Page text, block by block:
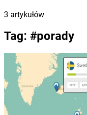
3 artykułów
Tag: #porady